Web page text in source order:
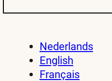
Nederlands
English
Français